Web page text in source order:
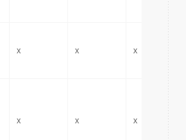
x x x
x x x